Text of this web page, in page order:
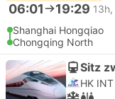
06:01 19:29
Shanghai Hongqiao
Chongqing North
Sitz
HK INT